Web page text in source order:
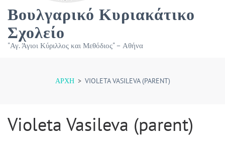
Βουλγαρικό Κυριακάτικο
Σχολείο
"Αγ. Άγιοι Κύριλλος και Μεθόδιος" – Αθήνα
ΑΡΧΉ > VIOLETA VASILEVA (PARENT)
Violeta Vasileva (parent)